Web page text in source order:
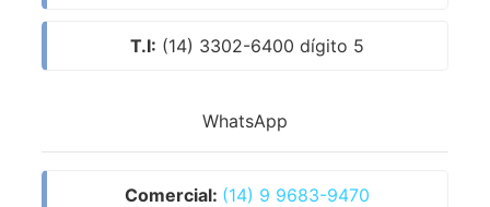
T.I: (14) 3302-6400 dígito 5
WhatsApp
Comercial: (14) 9 9683-9470